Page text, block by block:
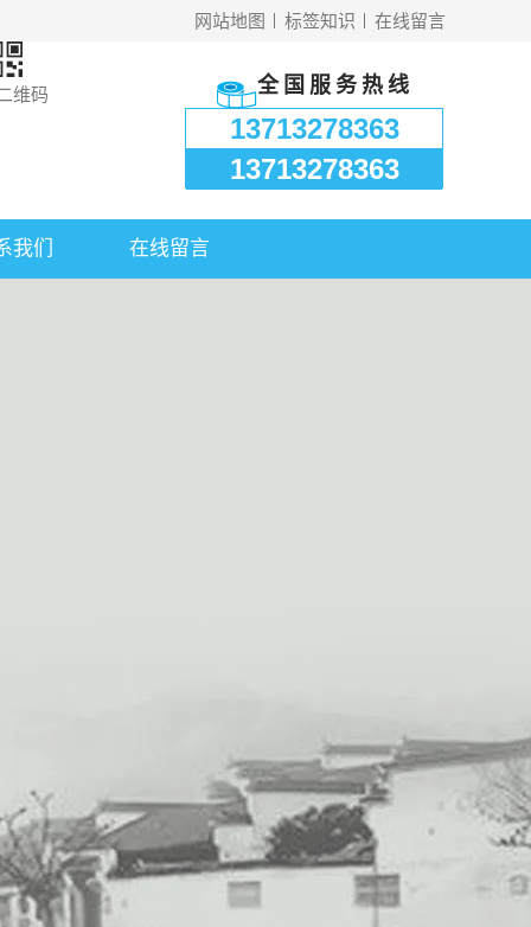
在线留言
标签知识
网站地图
维码 全国服务热线
13713278363
13713278363
我们 在线留言